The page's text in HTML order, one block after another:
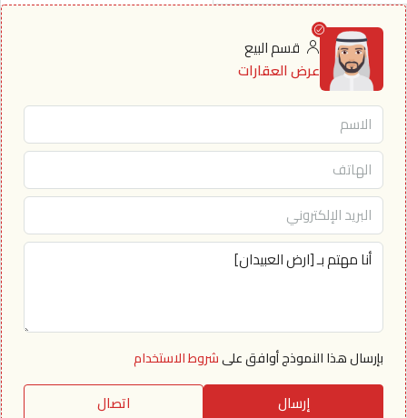
قسم البيع
عرض العقارات
بإرسال هذا النموذج أوافق علىشروط الاستخدام
إرسال
اتصال